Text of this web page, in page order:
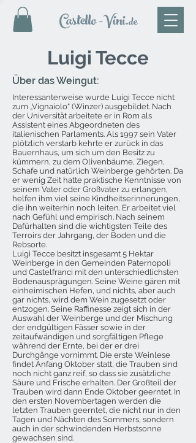
Castello-Vini.de
Luigi Tecce
Über das Weingut:
Interessanterweise wurde Luigi Tecce nicht
zum „Vignaiolo“ (Winzer) ausgebildet. Nach
der Universität arbeitete er in Rom als
Assistent eines Abgeordneten des
italienischen Parlaments. Als 1997 sein Vater
plötzlich verstarb kehrte er zurück in das
Bauernhaus, um sich um den Besitz zu
kümmern, zu dem Olivenbäume, Ziegen,
Schafe und natürlich Weinberge gehörten. Da
er wenig Zeit hatte praktische Kenntnisse von
seinem Vater oder Großvater zu erlangen,
helfen ihm viel seine Kindheitserinnerungen,
die ihn weiterhin noch leiten. Er arbeitet viel
nach Gefühl und empirisch. Nach seinem
Dafürhalten sind die wichtigsten Teile des
Terroirs der Jahrgang, der Boden und die
Rebsorte.
Luigi Tecce besitzt insgesamt 5 Hektar
Weinberge in den Gemeinden Paternopoli
und Castelfranci mit den unterschiedlichsten
Bodenausprägungen. Seine Weine gären mit
einheimischen Hefen, und nichts, aber auch
gar nichts, wird dem Wein zugesetzt oder
entzogen. Seine Raffinesse zeigt sich in der
Auswahl der Weinberge und der Mischung
der endgültigen Fässer sowie in der
zeitaufwändigen und sorgfältigen Pflege
während der Ernte, bei der er drei
Durchgänge vornimmt. Die erste Weinlese
findet Anfang Oktober statt, die Trauben sind
noch nicht ganz reif, so dass sie zusätzliche
Säure und Frische erhalten. Der Großteil der
Trauben wird dann Ende Oktober geerntet. In
den ersten Novembertagen werden die
letzten Trauben geerntet, die nicht nur in den
Tagen und Nächten des Sommers, sondern
auch in der schwindenden Herbstsonne
gewachsen sind.